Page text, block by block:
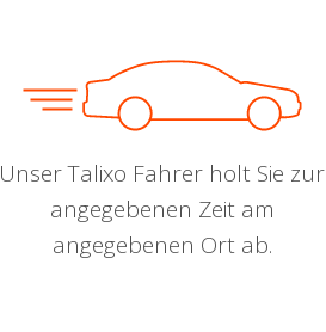
Unser Talixo Fahrer holt Sie zur
angegebenen Zeit am
angegebenen Ort ab.